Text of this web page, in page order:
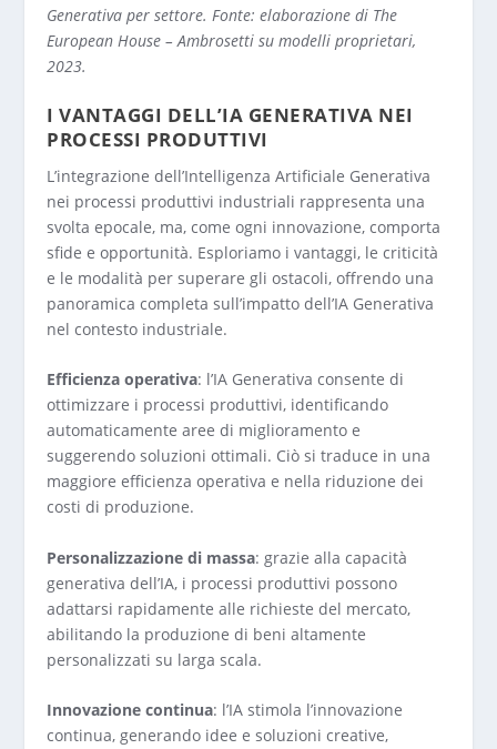
Generativa per settore. Fonte: elaborazione di The
European House – Ambrosetti su modelli proprietari,
2023.
I VANTAGGI DELL’IA GENERATIVA NEI
PROCESSI PRODUTTIVI
L’integrazione dell’Intelligenza Artificiale Generativa
nei processi produttivi industriali rappresenta una
svolta epocale, ma, come ogni innovazione, comporta
sfide e opportunità. Esploriamo i vantaggi, le criticità
e le modalità per superare gli ostacoli, offrendo una
panoramica completa sull’impatto dell’IA Generativa
nel contesto industriale.
Efficienza operativa: l’IA Generativa consente di
ottimizzare i processi produttivi, identificando
automaticamente aree di miglioramento e
suggerendo soluzioni ottimali. Ciò si traduce in una
maggiore efficienza operativa e nella riduzione dei
costi di produzione.
Personalizzazione di massa: grazie alla capacità
generativa dell’IA, i processi produttivi possono
adattarsi rapidamente alle richieste del mercato,
abilitando la produzione di beni altamente
personalizzati su larga scala.
Innovazione continua: l’IA stimola l’innovazione
continua, generando idee e soluzioni creative,